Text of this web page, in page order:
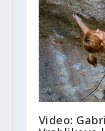
Video: